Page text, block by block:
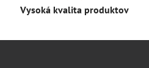
Vysoká kvalita produktov